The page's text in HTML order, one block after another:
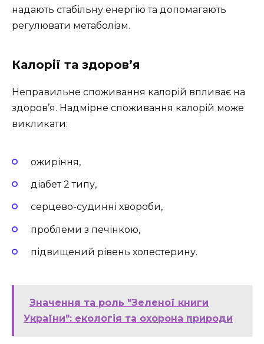
надають стабільну енергію та допомагають
регулювати метаболізм.
Калорії та здоров’я
Неправильне споживання калорій впливає на
здоров’я. Надмірне споживання калорій може
викликати:
ожиріння,
діабет 2 типу,
серцево-судинні хвороби,
проблеми з печінкою,
підвищений рівень холестерину.
Значення та роль "Зеленої книги
України": екологія та охорона природи